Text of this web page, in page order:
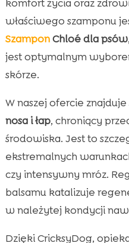
komfort życia oraz
właściwego szamponu
SzamponChloé dla psów
jest optymalnym
skórze.
W naszej ofercie
nosa i łap, chroniący
środowiska. Jest to
ekstremalnych
czy intensywny mróz.
balsamu katalizuje
w należytej kondycji
Dzięki CricksyDog,